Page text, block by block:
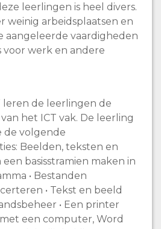
leerlingen is heel divers.
weinig arbeidsplaatsen en
aangeleerde vaardigheden
voor werk en andere
leren de leerlingen de
het ICT vak. De leerling
de volgende
Beelden, teksten en
basisstramien maken in
• Bestanden
• Tekst en beeld
• Een printer
een computer, Word